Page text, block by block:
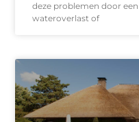
deze problemen door
wateroverlast of